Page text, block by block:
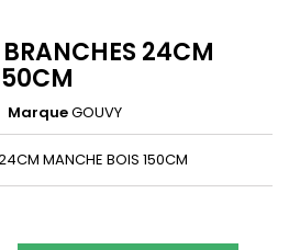
24CM
MarqueGOUVY
MANCHE BOIS 150CM